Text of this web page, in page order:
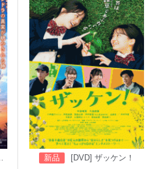
新品
[DVD] ザッケン！